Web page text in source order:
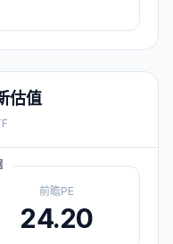
估值
前瞻PE
24.20